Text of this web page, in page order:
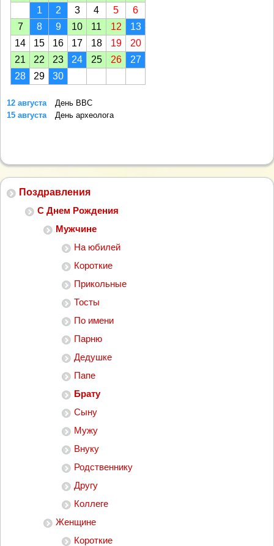
Поздравления
С Днем Рождения
Мужчине
На юбилей
Короткие
Прикольные
Тосты
По имени
Парню
Дедушке
Папе
Брату
Сыну
Мужу
Внуку
Родственнику
Другу
Коллеге
Женщине
Короткие
1
2 3 4 5
6
7
8 9 10 11 12
13
14
15 16 17 18 19
20
21
22 23 24 25 26
27
28
29 30
12 августа
День ВВС
15 августа
День археолога